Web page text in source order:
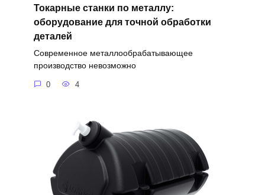
Токарные станки по металлу:
оборудование для точной обработки
деталей
Современное металлообрабатывающее
производство невозможно
0 4